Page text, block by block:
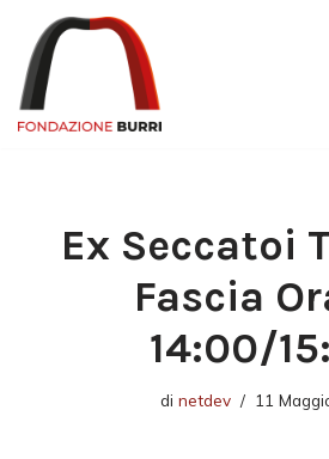
Vai
al
contenuto
Ex Seccatoi
Fascia
14:00/
di netdev 11